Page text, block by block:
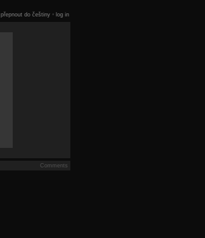
přepnout do češtiny • log in
Comments